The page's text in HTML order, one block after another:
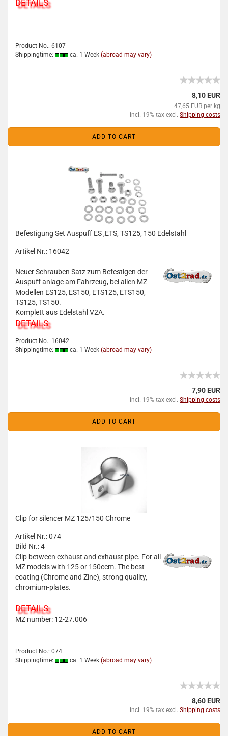
DETAILS
Product No.: 6107
Shippingtime:
ca. 1 Week (abroad may vary)
8,10 EUR
47,65 EUR per kg
incl. 19% tax excl. Shipping costs
ADD TO CART
Befestigung Set Auspuff ES ,ETS, TS125, 150 Edelstahl
Artikel Nr.: 16042
Neuer Schrauben Satz zum Befestigen der
Auspuff anlage am Fahrzeug, bei allen MZ
Modellen ES125, ES150, ETS125, ETS150,
TS125, TS150.
Komplett aus Edelstahl V2A.
DETAILS
Product No.: 16042
Shippingtime:
ca. 1 Week (abroad may vary)
7,90 EUR
incl. 19% tax excl. Shipping costs
ADD TO CART
Clip for silencer MZ 125/150 Chrome
Artikel Nr.: 074
Bild Nr.: 4
Clip between exhaust and exhaust pipe. For all
MZ models with 125 or 150ccm. The best
coating (Chrome and Zinc), strong quality,
chromium-plates.
DETAILS
MZ number: 12-27.006
Product No.: 074
Shippingtime:
ca. 1 Week (abroad may vary)
8,60 EUR
incl. 19% tax excl. Shipping costs
ADD TO CART